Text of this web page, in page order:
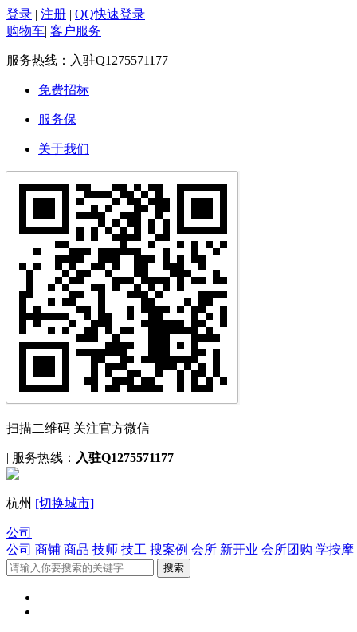
登录 | 注册 | QQ快速登录
购物车| 客户服务
服务热线： 入驻Q1275571177
免费招标
服务保
关于我们
扫描二维码 关注官方微信
| 服务热线： 入驻Q1275571177
杭州 [切换城市]
公司
公司 商铺 商品 技师 技工 搜案例 会所 新开业 会所团购 学按摩